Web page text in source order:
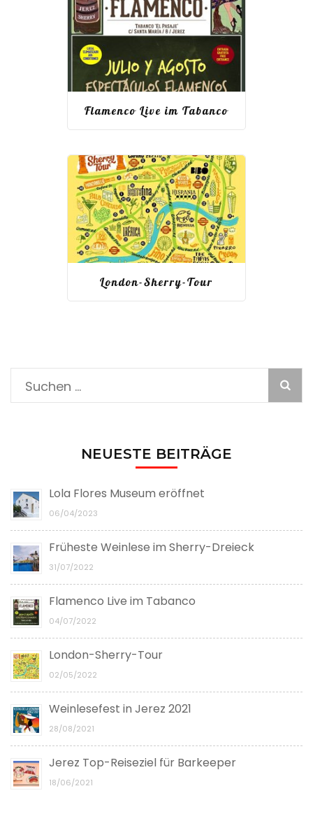
Flamenco Live im Tabanco
London-Sherry-Tour
Suche
nach:
NEUESTE BEITRÄGE
Lola Flores Museum eröffnet
06/04/2023
Früheste Weinlese im Sherry-Dreieck
31/07/2022
Flamenco Live im Tabanco
04/07/2022
London-Sherry-Tour
02/05/2022
Weinlesefest in Jerez 2021
28/08/2021
Jerez Top-Reiseziel für Barkeeper
18/06/2021